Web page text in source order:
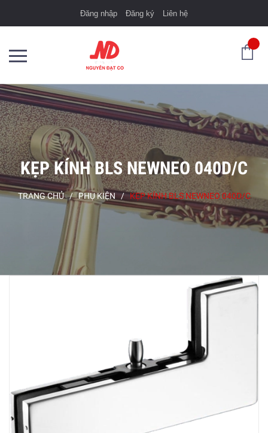
Đăng nhập Đăng ký Liên hệ
KẸP KÍNH BLS NEWNEO 040D/C
TRANG CHỦ / PHỤ KIỆN / KẸP KÍNH BLS NEWNEO 040D/C